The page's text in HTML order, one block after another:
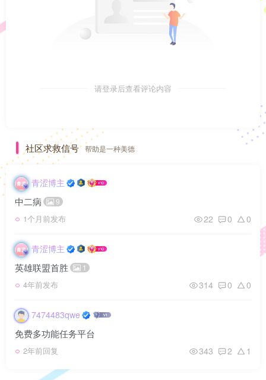
请登录后查看评论内容
社区求救信号 帮助是一种美德
青涩博主
中二病 9
1个月前发布 22 0 0
青涩博主
英雄联盟首胜 1
4年前发布 314 0 0
7474483qwe
免费多功能任务平台
2年前回复 343 2 1